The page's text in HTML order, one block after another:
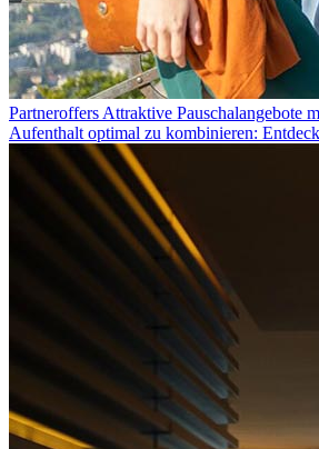
Partneroffers Attraktive Pauschalangebote
Aufenthalt optimal zu kombinieren: